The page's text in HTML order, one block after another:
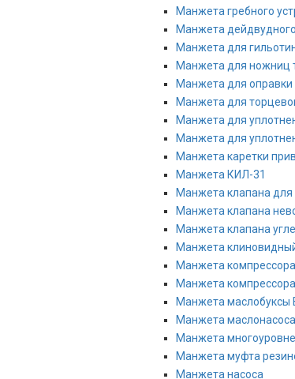
Манжета гребного
Манжета
Манжета для
Манжета для ножниц
Манжета для оправки
Манжета для
Манжета для
Манжета для
Манжета каретки
Манжета КИЛ-31
Манжета клапана для
Манжета клапана
Манжета клапана
Манжета
Манжета компрессора
Манжета
Манжета маслобуксы
Манжета маслонасоса
Манжета
Манжета муфта
Манжета насоса